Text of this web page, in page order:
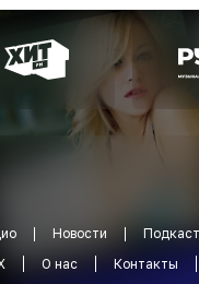
Новости
О нас Контакты